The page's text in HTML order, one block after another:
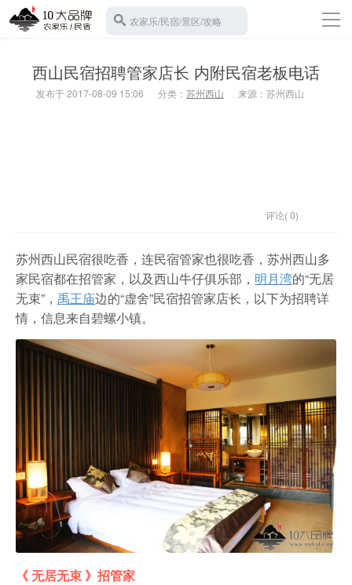
农家乐
农家乐/民宿/景区/攻略
导
10大农家乐
景区门票
水果采摘
班车接送
西山民宿招聘管家店长 内附民宿老板电话
发布于 2017-08-09 15:06 分类： 苏州西山 来源：苏州西山
评论( 0)
苏州西山民宿很吃香，连民宿管家也很吃香，苏州西山多
家民宿都在招管家，以及西山牛仔俱乐部， 明月湾的“无居
无束”， 禹王庙边的“虚舍”民宿招管家店长，以下为招聘详
情，信息来自碧螺小镇。
《 无居无束 》招管家